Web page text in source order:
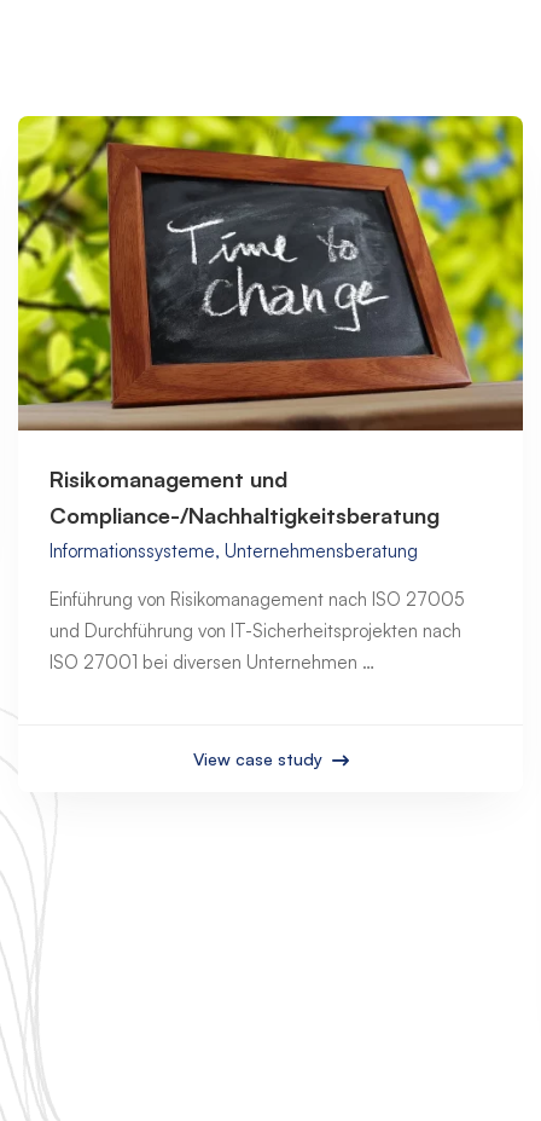
Risikomanagement und
Compliance-/Nachhaltigkeitsberatung
Informationssysteme, Unternehmensberatung
Einführung von Risikomanagement nach ISO 27005
und Durchführung von IT-Sicherheitsprojekten nach
ISO 27001 bei diversen Unternehmen …
View case study